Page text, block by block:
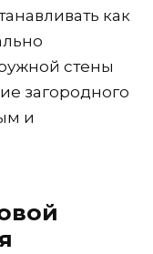
как
стены
загородного
и